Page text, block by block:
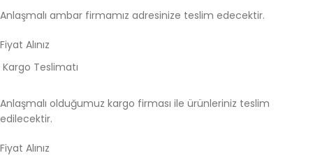
Anlaşmalı ambar firmamız adresinize teslim edecektir.
Fiyat Alınız
Kargo Teslimatı
Anlaşmalı olduğumuz kargo firması ile ürünleriniz teslim
edilecektir.
Fiyat Alınız